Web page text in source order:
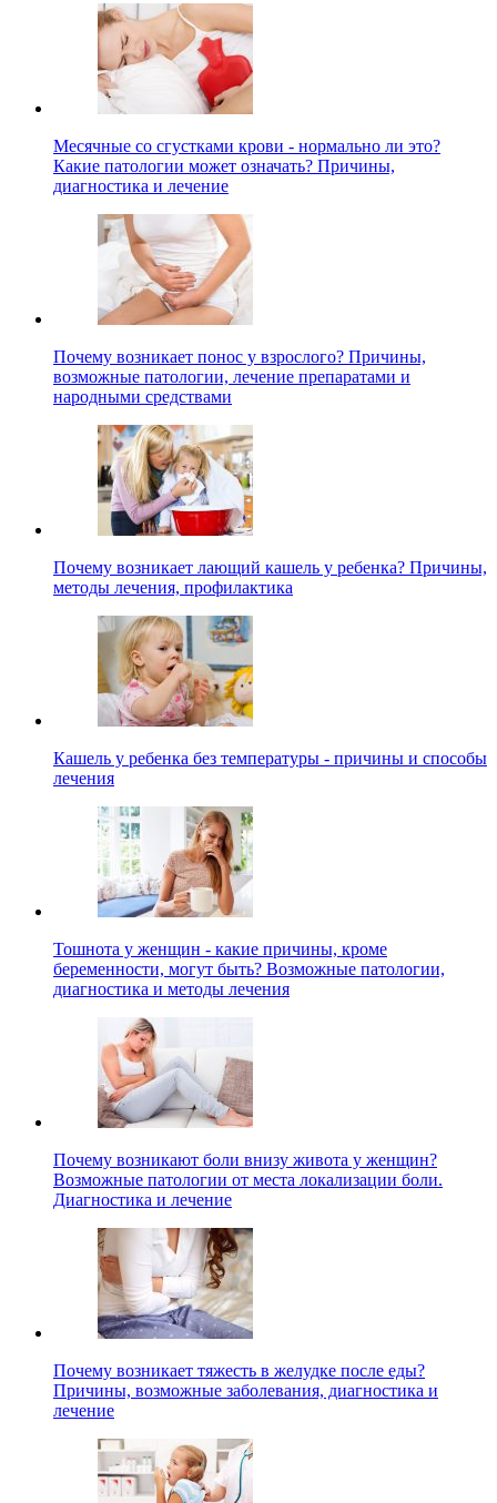
Месячные со сгустками крови - нормально ли это?
Какие патологии может означать? Причины,
диагностика и лечение
Почему возникает понос у взрослого? Причины,
возможные патологии, лечение препаратами и
народными средствами
Почему возникает лающий кашель у ребенка? Причины,
методы лечения, профилактика
Кашель у ребенка без температуры - причины и способы
лечения
Тошнота у женщин - какие причины, кроме
беременности, могут быть? Возможные патологии,
диагностика и методы лечения
Почему возникают боли внизу живота у женщин?
Возможные патологии от места локализации боли.
Диагностика и лечение
Почему возникает тяжесть в желудке после еды?
Причины, возможные заболевания, диагностика и
лечение